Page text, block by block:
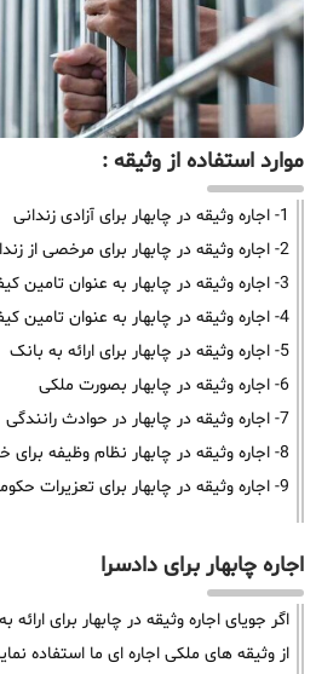
موارد استفاده از وثیقه :
1- اجاره وثیقه در چابهار برای آزادی زندانی
2- اجاره وثیقه در چابهار برای مرخصی از زندان
3- اجاره وثیقه در چابهار به عنوان تامین کیفری در دادسرا
4- اجاره وثیقه در چابهار به عنوان تامین کیفری در دادگاه
5- اجاره وثیقه در چابهار برای ارائه به بانک
6- اجاره وثیقه در چابهار بصورت ملکی
7- اجاره وثیقه در چابهار در حوادث رانندگی
8- اجاره وثیقه در چابهار نظام وظیفه برای خروج مشمولان سربازی از کشور
9- اجاره وثیقه در چابهار برای تعزیرات حکومتی
اجاره چابهار برای دادسرا
اگر جویای اجاره وثیقه در چابهار برای
از وثیقه های ملکی اجاره ای ما استفاده